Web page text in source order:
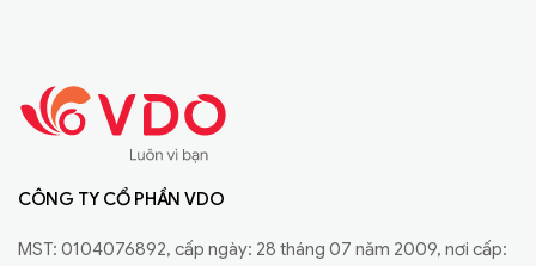
CÔNG TY CỔ PHẦN VDO
MST: 0104076892, cấp ngày: 28 tháng 07 năm 2009, nơi cấp: